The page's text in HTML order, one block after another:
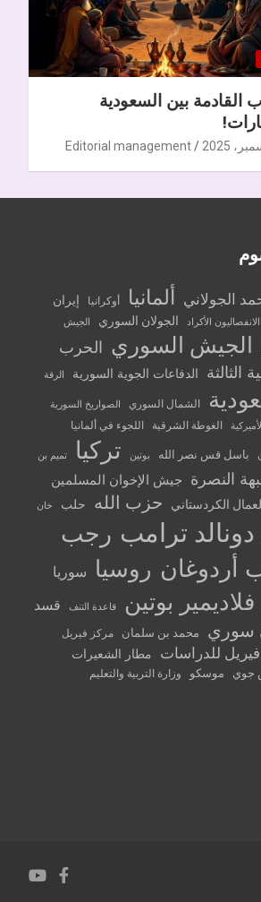
القادمة بين السعودية
Editorial management
الجولاني ألمانيا أوكرانيا إيران
الانفصاليون الأكراد الجولان السوري الجيش
الجيش السوري الحرب
الثالثة
الدفاعات الجوية السورية الرقة
الشمال السوري
الصواريخ السورية
الغوطة الشرقية اللجوء في ألمانيا
باسل قس نصر الله بوتين تركيا تميم بن
النصرة جيش الإخوان المسلمين
الكردستاني حزب الله حلب خان
دونالد ترامب رجب
أردوغان روسيا سوريا
فلاديمير بوتين قاعدة التنف قسد
سوري محمد بن سلمان مركز فيريل
للدراسات مطار الشعيرات
جوي موسكو وزارة التربية والتعليم